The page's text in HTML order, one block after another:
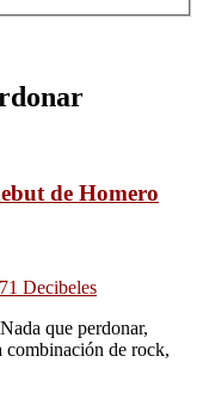
de Homero
71 Decibeles
que perdonar,
combinación de rock,